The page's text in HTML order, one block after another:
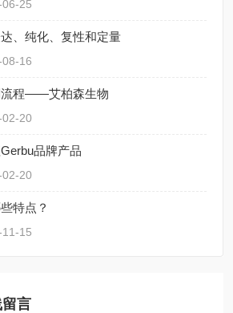
06-25
、纯化、复性和定量
08-16
流程——艾柏森生物
02-20
品牌产品
02-20
特点？
11-15
言